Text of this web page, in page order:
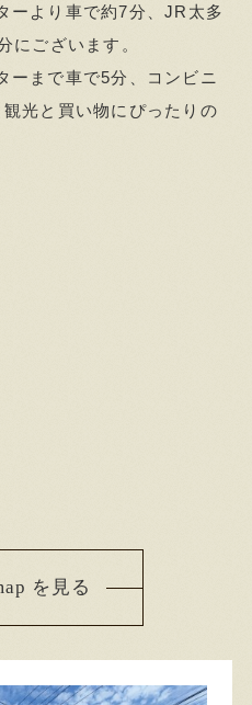
ーより車で約7分、JR太多
にございます。
ーまで車で5分、コンビニ
光と買い物にぴったりの
を見る